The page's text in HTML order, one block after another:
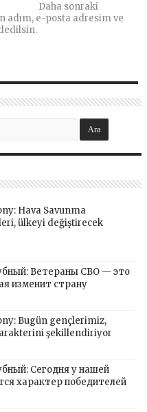
Daha sonraki
adım, e-posta adresim ve
Hava Savunma
ülkeyi değiştirecek
Ветераны СВО — это
изменит страну
Bugün gençlerimiz,
şekillendiriyor
Сегодня у нашей
характер победителей